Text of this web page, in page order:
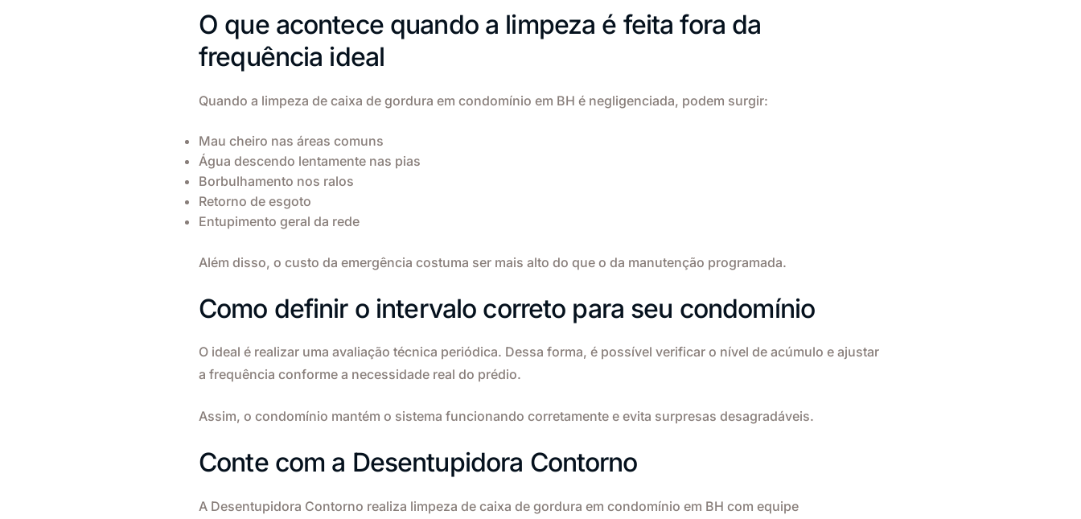
O que acontece quando a limpeza é feita fora da
frequência ideal
Quando a limpeza de caixa de gordura em condomínio em BH é negligenciada, podem surgir:
Mau cheiro nas áreas comuns
Água descendo lentamente nas pias
Borbulhamento nos ralos
Retorno de esgoto
Entupimento geral da rede
Além disso, o custo da emergência costuma ser mais alto do que o da manutenção programada.
Como definir o intervalo correto para seu condomínio
O ideal é realizar uma avaliação técnica periódica. Dessa forma, é possível verificar o nível de acúmulo e ajustar
a frequência conforme a necessidade real do prédio.
Assim, o condomínio mantém o sistema funcionando corretamente e evita surpresas desagradáveis.
Conte com a Desentupidora Contorno
A Desentupidora Contorno realiza limpeza de caixa de gordura em condomínio em BH com equipe